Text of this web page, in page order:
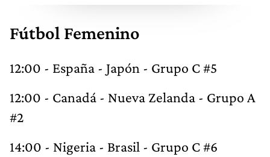
Fútbol Femenino
12:00 - España - Japón - Grupo C #5
12:00 - Canadá - Nueva Zelanda - Grupo A
#2
14:00 - Nigeria - Brasil - Grupo C #6